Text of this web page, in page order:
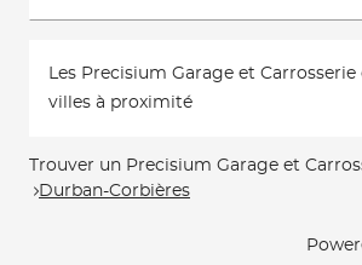
Les Precisium Garage et Carrosserie
villes à proximité
Trouver un Precisium Garage et
Durban-Corbières